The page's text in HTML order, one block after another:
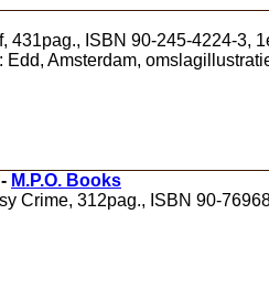
431pag., ISBN 90-245-4224-3,
Amsterdam,
- M.P.O. Books
Crime, 312pag., ISBN 90-